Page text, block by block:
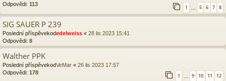
Odpovědi: 113
1 … 5 6 7 8
SIG SAUER P 239
Poslední příspěvekodedelweiss « 28 lis 2023 15:41
Odpovědi: 8
Walther PPK
Poslední příspěvekodVeMar « 26 lis 2023 17:57
Odpovědi: 178
1 … 9 10 11 12